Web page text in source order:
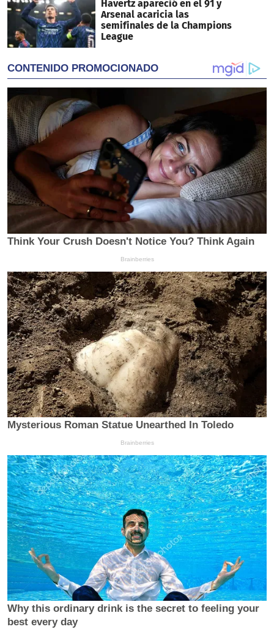
Havertz apareció en el 91 y
Arsenal acaricia las
semifinales de la Champions
League